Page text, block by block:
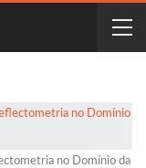
no Domínio da